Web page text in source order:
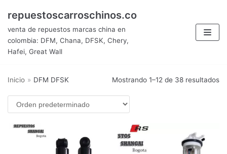
Saltar
contenido
repuestoscarroschinos.co
venta de repuestos marcas china en
colombia: DFM, Chana, DFSK, Chery,
Hafei, Great Wall
Inicio » DFM DFSK Mostrando 1–12 de 38 resultados